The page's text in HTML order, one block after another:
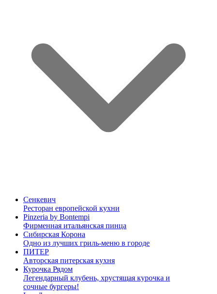
Сенкевич
Ресторан европейской кухни
Pinzeria by Bontempi
Фирменная итальянская пинца
Сибирская Корона
Одно из лучших гриль-меню в городе
ПИТЕР
Авторская питерская кухня
Курочка Рядом
Легендарный клубень, хрустящая курочка и
сочные бургеры!